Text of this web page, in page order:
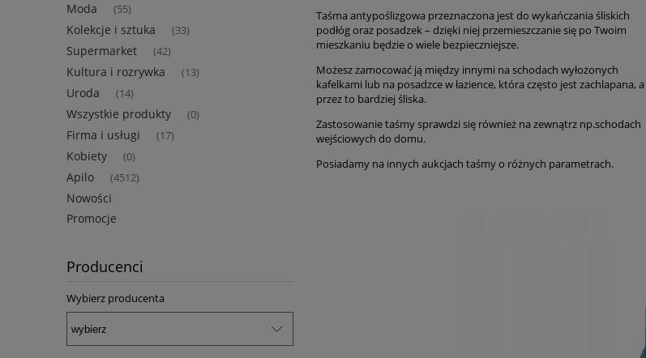
Moda (55)
Kolekcje i sztuka (33)
Supermarket (42)
Kultura i rozrywka (13)
Uroda (14)
Wszystkie produkty (0)
Firma i usługi (17)
Kobiety (0)
Apilo (4512)
Nowości
Promocje
Producenci
Wybierz producenta
Taśma antypoślizgowa przeznaczona jest do wykańczania śliskich
podłóg oraz posadzek – dzięki niej przemieszczanie się po Twoim
mieszkaniu będzie o wiele bezpieczniejsze.
Możesz zamocować ją między innymi na schodach wyłożonych
kafelkami lub na posadzce w łazience, która często jest zachlapana, a
przez to bardziej śliska.
Zastosowanie taśmy sprawdzi się również na zewnątrz np.schodach
wejściowych do domu.
Posiadamy na innych aukcjach taśmy o różnych parametrach.